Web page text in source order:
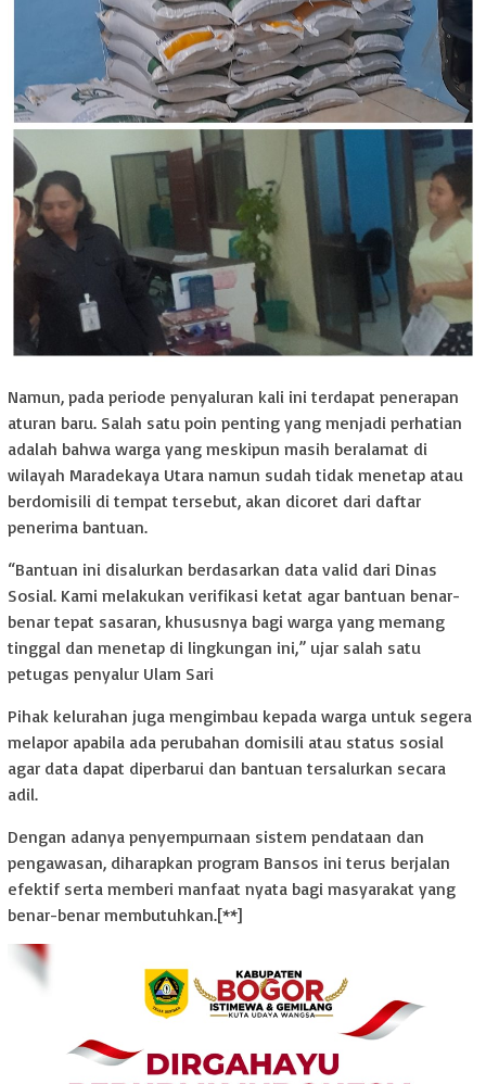
Namun, pada periode penyaluran kali ini terdapat penerapan
aturan baru. Salah satu poin penting yang menjadi perhatian
adalah bahwa warga yang meskipun masih beralamat di
wilayah Maradekaya Utara namun sudah tidak menetap atau
berdomisili di tempat tersebut, akan dicoret dari daftar
penerima bantuan.
“Bantuan ini disalurkan berdasarkan data valid dari Dinas
Sosial. Kami melakukan verifikasi ketat agar bantuan benar-
benar tepat sasaran, khususnya bagi warga yang memang
tinggal dan menetap di lingkungan ini,” ujar salah satu
petugas penyalur Ulam Sari
Pihak kelurahan juga mengimbau kepada warga untuk segera
melapor apabila ada perubahan domisili atau status sosial
agar data dapat diperbarui dan bantuan tersalurkan secara
adil.
Dengan adanya penyempurnaan sistem pendataan dan
pengawasan, diharapkan program Bansos ini terus berjalan
efektif serta memberi manfaat nyata bagi masyarakat yang
benar-benar membutuhkan.[**]